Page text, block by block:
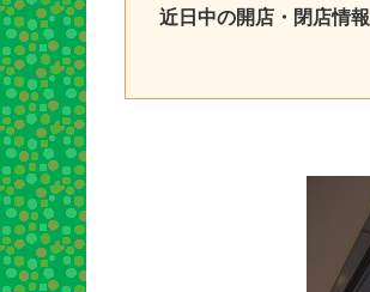
近日中の開店・閉店情報